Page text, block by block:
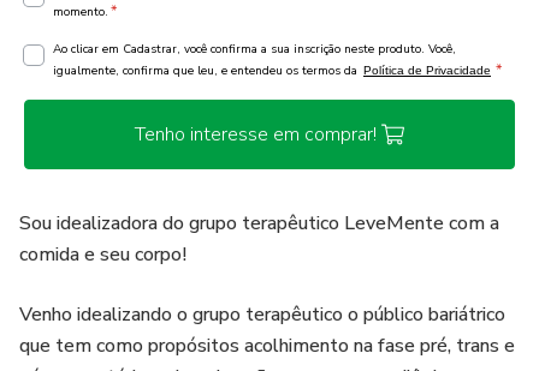
momento. *
Ao clicar em Cadastrar, você confirma a sua inscrição neste produto. Você,
igualmente, confirma que leu, e entendeu os termos da Política de Privacidade *
Tenho interesse em comprar!
Sou idealizadora do grupo terapêutico LeveMente com a
comida e seu corpo!
Venho idealizando o grupo terapêutico o público bariátrico
que tem como propósitos acolhimento na fase pré, trans e